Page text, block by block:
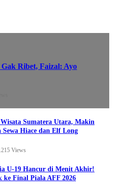
Ribet, Faizal: Ayo
Wisata Sumatera Utara, Makin
Sewa Hiace dan Elf Long
Views
U-19 Hancur di Menit Akhir!
ke Final Piala AFF 2026